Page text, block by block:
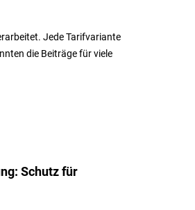
Jede Tarifvariante
die Beiträge für viele
Schutz für